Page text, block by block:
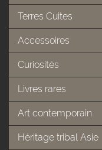
Terres Cuites
Accessoires
Curiosités
Livres rares
Art contemporain
Héritage tribal Asie